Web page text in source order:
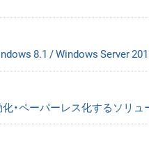
8.1 / Windows Server
・ペーパーレス化するソリュ